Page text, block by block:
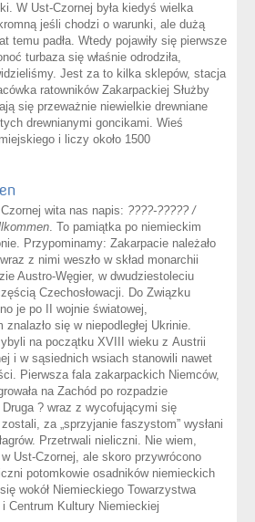
W Ust-Czornej była kiedyś wielka
jeśli chodzi o warunki, ale dużą
temu padła. Wtedy pojawiły się pierwsze
turbaza się właśnie odrodziła,
Jest za to kilka sklepów, stacja
ratowników Zakarpackiej Służby
się przeważnie niewielkie drewniane
drewnianymi goncikami. Wieś
i liczy około 1500
wita nas napis: ????-????? /
. To pamiątka po niemieckim
Przypominamy: Zakarpacie należało
z nimi weszło w skład monarchii
Austro-Węgier, w dwudziestoleciu
Czechosłowacji. Do Związku
je po II wojnie światowej,
się w niepodległej Ukrinie.
na początku XVIII wieku z Austrii
i w sąsiednich wsiach stanowili nawet
Pierwsza fala zakarpackich Niemców,
na Zachód po rozpadzie
? wraz z wycofującymi się
za „sprzyjanie faszystom” wysłani
Przetrwali nieliczni. Nie wiem,
Ust-Czornej, ale skoro przywrócono
potomkowie osadników niemieckich
wokół Niemieckiego Towarzystwa
i Centrum Kultury Niemieckiej